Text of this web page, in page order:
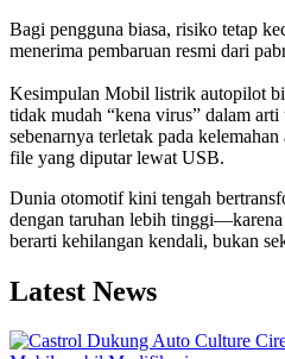
Bagi pengguna biasa, risiko tetap
menerima pembaruan resmi dari
Kesimpulan Mobil listrik autopilot
tidak mudah “kena virus” dalam
sebenarnya terletak pada
file yang diputar lewat USB.
Dunia otomotif kini tengah
dengan taruhan lebih tinggi—karena
berarti kehilangan kendali, bukan
Latest News